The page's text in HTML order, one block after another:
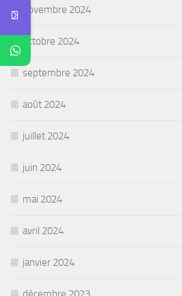
novembre 2024
octobre 2024
septembre 2024
août 2024
juillet 2024
juin 2024
mai 2024
avril 2024
janvier 2024